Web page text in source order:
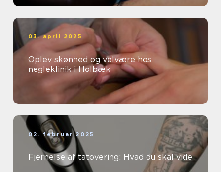
03. april 2025
Oplev skønhed og velvære hos
negleklinik i Holbæk
02. februar 2025
Fjernelse af tatovering: Hvad du skal vide